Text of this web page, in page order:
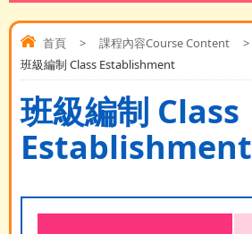
首頁 > 課程內容Course Content
>
班級編制 Class Establishment
班級編制 Class
Establishment